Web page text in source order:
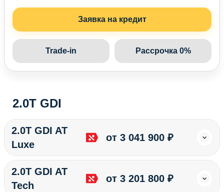
Заявка на кредит
Trade-in Рассрочка 0%
2.0T GDI
2.0T GDI AT
Luxe
от 3 041 900 ₽
2.0T GDI AT
Tech
от 3 201 800 ₽